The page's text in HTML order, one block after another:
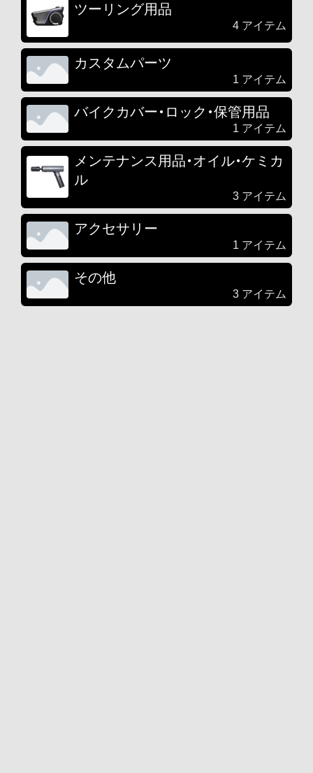
ツーリング用品
4 アイテム
カスタムパーツ
1 アイテム
バイクカバー・ロック・保管用品
1 アイテム
メンテナンス用品・オイル・ケミカ
ル
3 アイテム
アクセサリー
1 アイテム
その他
3 アイテム